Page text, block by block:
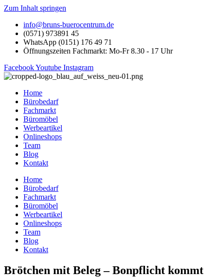
Zum Inhalt springen
info@bruns-buerocentrum.de
(0571) 973891 45
WhatsApp (0151) 176 49 71
Öffnungszeiten Fachmarkt: Mo-Fr 8.30 - 17 Uhr
FacebookYoutube Instagram
Home
Bürobedarf
Fachmarkt
Büromöbel
Werbeartikel
Onlineshops
Team
Blog
Kontakt
Home
Bürobedarf
Fachmarkt
Büromöbel
Werbeartikel
Onlineshops
Team
Blog
Kontakt
Brötchen mit Beleg – Bonpflicht kommt